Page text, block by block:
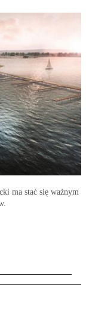
ma stać się ważnym